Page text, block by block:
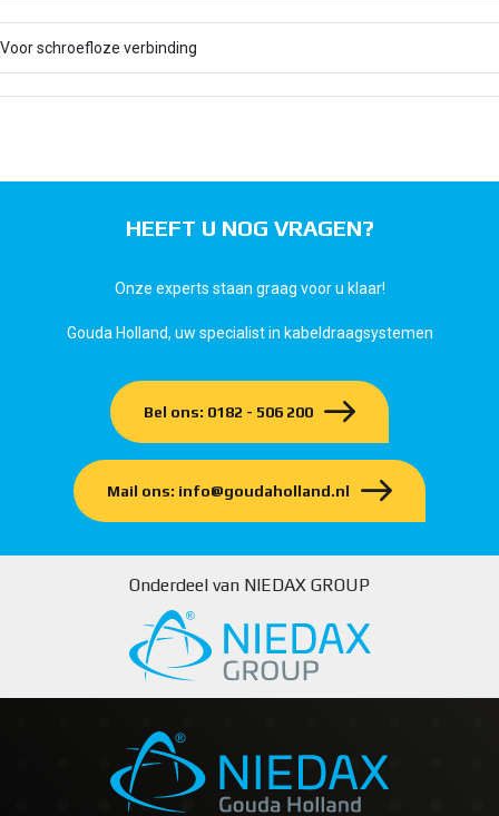
Voor schroefloze verbinding
HEEFT U NOG VRAGEN?
Onze experts staan graag voor u klaar!
Gouda Holland, uw specialist in kabeldraagsystemen
Bel ons: 0182 - 506 200
Mail ons: info@goudaholland.nl
Onderdeel van NIEDAX GROUP